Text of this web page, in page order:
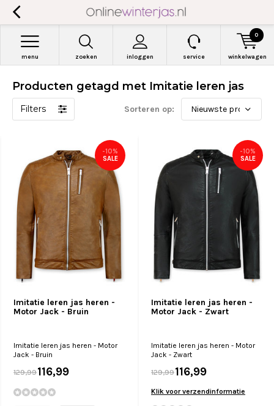
zoeken inloggen
menu service winkelwagen
0
Producten getagd met Imitatie leren jas
Filters Sorteren op:
Imitatie leren jas heren -
Motor Jack - Bruin
-10%
SALE
Imitatie leren jas heren - Motor
Jack - Bruin
129,99116,99
Imitatie leren jas heren -
Motor Jack - Zwart
-10%
SALE
Imitatie leren jas heren - Motor
Jack - Zwart
129,99116,99
Klik voor verzendinformatie